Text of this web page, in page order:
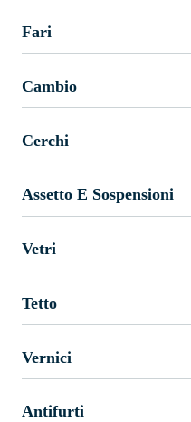
Fari
Cambio
Cerchi
Assetto E Sospensioni
Vetri
Tetto
Vernici
Antifurti